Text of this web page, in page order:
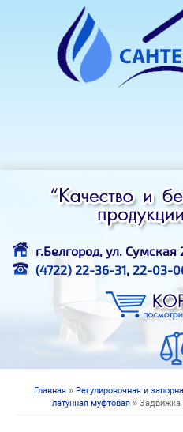
Перейти к основному содержанию
г.Белгород, ул. Сумская
(4722) 22-36-31, 22-03-
Вы здесь
Главная » Регулировочная и
латунная муфтовая » Задвижка